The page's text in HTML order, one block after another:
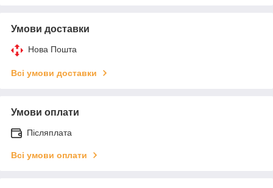
Умови доставки
Нова Пошта
Всі умови доставки
Умови оплати
Післяплата
Всі умови оплати